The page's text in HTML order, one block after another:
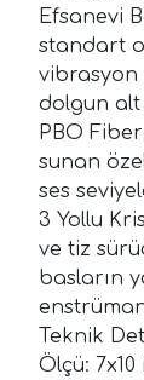
Efsanevi
standart
vibrasyon
dolgun alt
PBO
sunan
ses
3 Yollu
ve tiz
basların
Teknik
Ölçü: 7x10